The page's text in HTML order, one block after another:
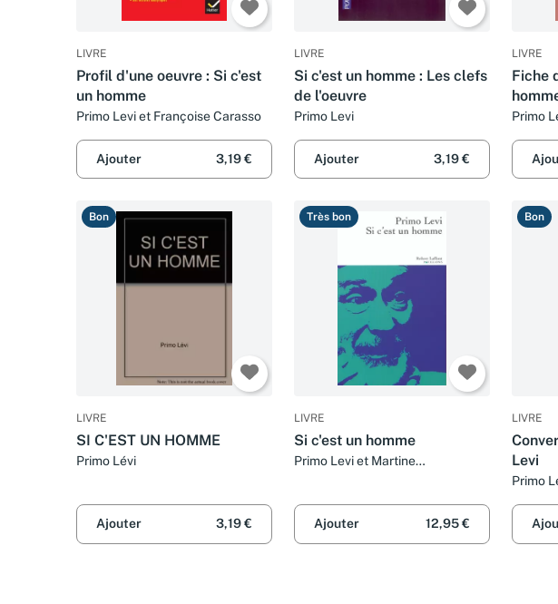
LIVRE
Profil d'une oeuvre : Si c'est
un homme
Primo Levi et Françoise Carasso
Ajouter 3,19 €
LIVRE
Si c'est un homme : Les clefs
de l'oeuvre
Primo Levi
Ajouter 3,19 €
LIVRE
Fiche
Primo
Bon
LIVRE
SI C'EST UN HOMME
Primo Lévi
Ajouter 3,19 €
Très bon
LIVRE
Si c'est un homme
Primo Levi et Martine
Ajouter 12,95 €
Bon
LIVRE
Levi
Primo